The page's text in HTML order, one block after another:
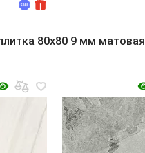
80x80 9 мм матовая